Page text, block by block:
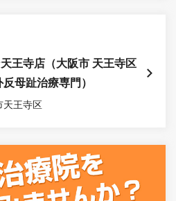
王寺店（大阪市 天王寺区
母趾治療専門）
天王寺区